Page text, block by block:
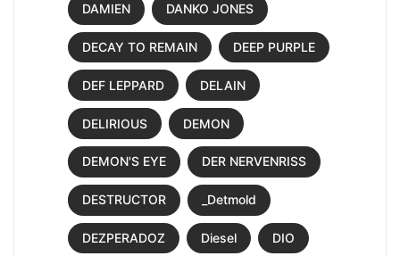
DAMIEN DANKO JONES
DECAY TO REMAIN DEEP PURPLE
DEF LEPPARD DELAIN
DELIRIOUS DEMON
DEMON'S EYE DER NERVENRISS
DESTRUCTOR _Detmold
DEZPERADOZ Diesel DIO